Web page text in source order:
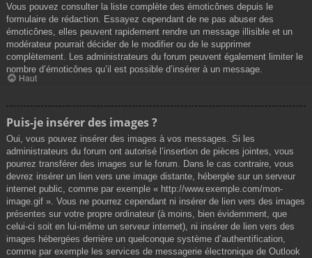
Vous pouvez consulter la liste complète des émoticônes depuis le
formulaire de rédaction. Essayez cependant de ne pas abuser des
émoticônes, elles peuvent rapidement rendre un message illisible et un
modérateur pourrait décider de le modifier ou de le supprimer
complètement. Les administrateurs du forum peuvent également limiter le
nombre d’émoticônes qu’il est possible d’insérer à un message.
Haut
Puis-je insérer des images ?
Oui, vous pouvez insérer des images à vos messages. Si les
administrateurs du forum ont autorisé l’insertion de pièces jointes, vous
pourrez transférer des images sur le forum. Dans le cas contraire, vous
devrez insérer un lien vers une image distante, hébergée sur un serveur
internet public, comme par exemple « http://www.exemple.com/mon-
image.gif ». Vous ne pourrez cependant ni insérer de lien vers des images
présentes sur votre propre ordinateur (à moins, bien évidemment, que
celui-ci soit en lui-même un serveur internet), ni insérer de lien vers des
images hébergées derrière un quelconque système d’authentification,
comme par exemple les services de messagerie électronique de Outlook